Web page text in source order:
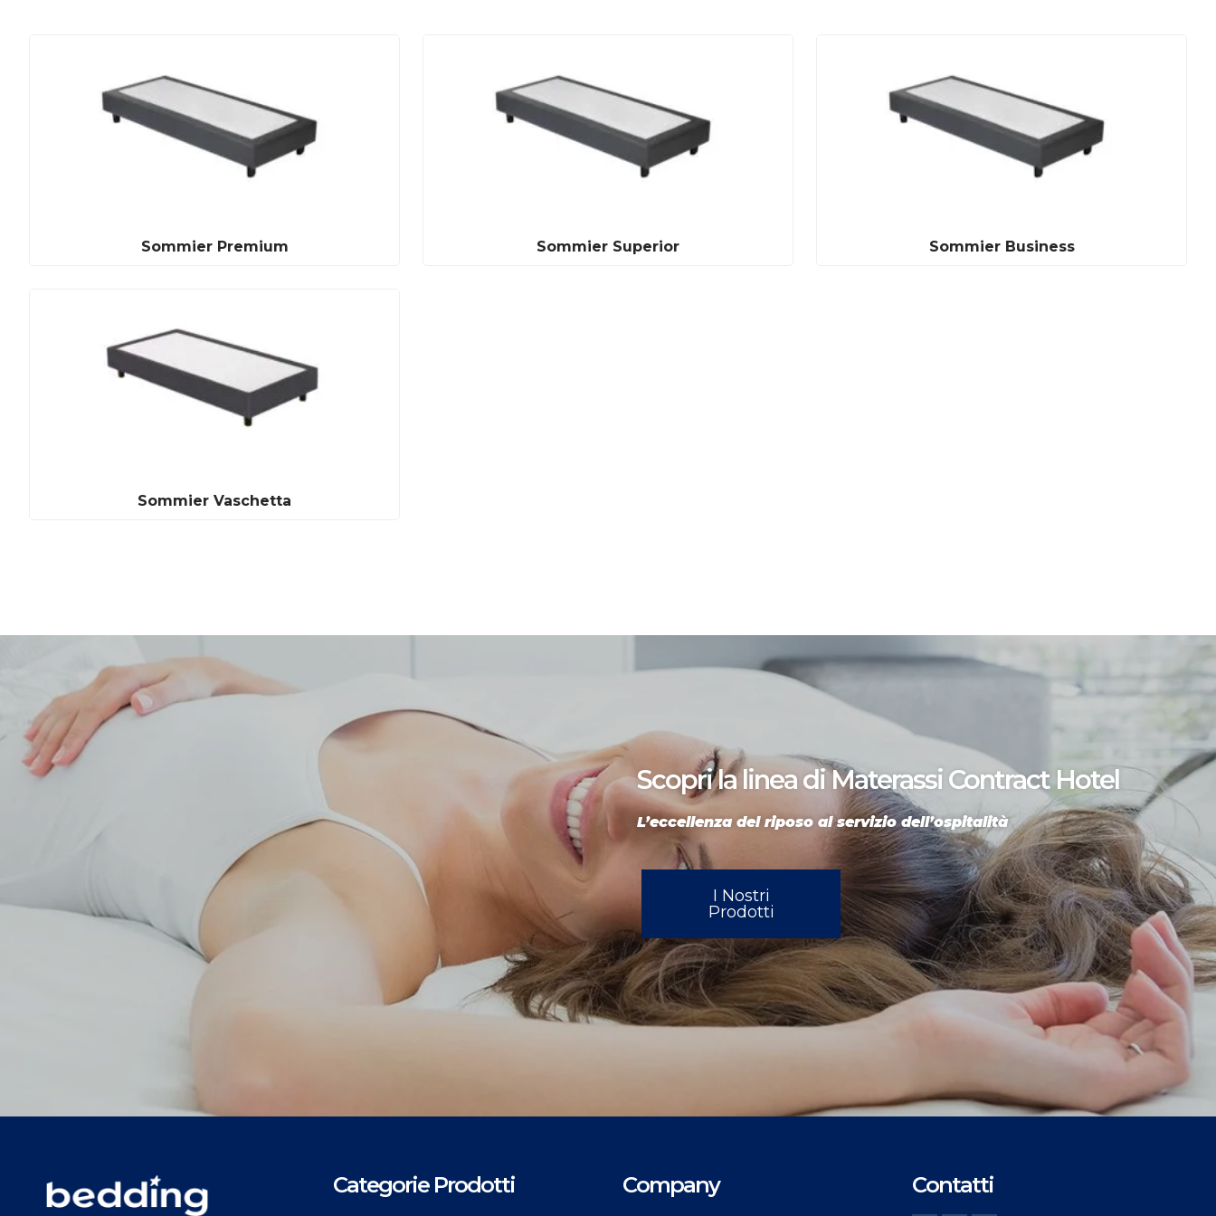
Sommier Premium Sommier Superior Sommier Business
Sommier Vaschetta
Scopri la linea di Materassi Contract Hotel
L’eccellenza del riposo al servizio dell’ospitalità
I Nostri
Prodotti
Categorie Prodotti Company Contatti